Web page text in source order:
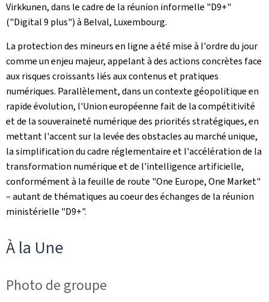
Virkkunen, dans le cadre de la réunion informelle "D9+"
("Digital 9 plus") à Belval, Luxembourg.
La protection des mineurs en ligne a été mise à l'ordre du jour
comme un enjeu majeur, appelant à des actions concrètes face
aux risques croissants liés aux contenus et pratiques
numériques. Parallèlement, dans un contexte géopolitique en
rapide évolution, l'Union européenne fait de la compétitivité
et de la souveraineté numérique des priorités stratégiques, en
mettant l'accent sur la levée des obstacles au marché unique,
la simplification du cadre réglementaire et l'accélération de la
transformation numérique et de l'intelligence artificielle,
conformément à la feuille de route "One Europe, One Market"
– autant de thématiques au coeur des échanges de la réunion
ministérielle "D9+".
À la Une
Photo de groupe